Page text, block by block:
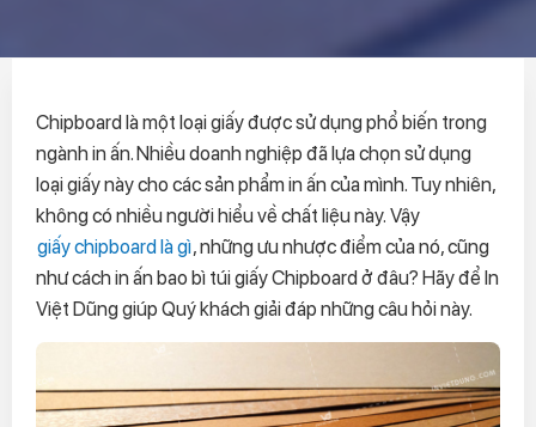
Chipboard là một loại giấy được sử dụng phổ biến trong
ngành in ấn. Nhiều doanh nghiệp đã lựa chọn sử dụng
loại giấy này cho các sản phẩm in ấn của mình. Tuy nhiên,
không có nhiều người hiểu về chất liệu này. Vậy
giấy chipboard là gì, những ưu nhược điểm của nó, cũng
như cách in ấn bao bì túi giấy Chipboard ở đâu? Hãy để In
Việt Dũng giúp Quý khách giải đáp những câu hỏi này.